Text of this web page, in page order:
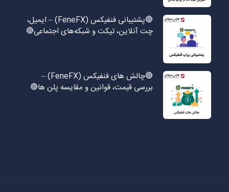
🔴پشتیبانی فنفیکس (FeneFX) – ایمیل،
چت آنلاین، تیکت و شبکه‌های اجتماعی🔴
🔴چالش های فنفیکس (FeneFX) –
بررسی قیمت، قوانین و مقایسه پلن ها🔴